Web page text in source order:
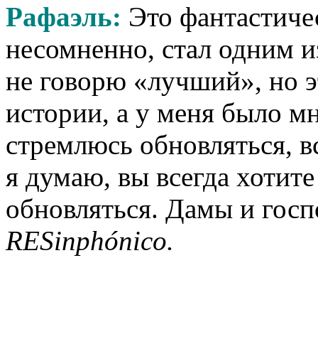
Рафаэль: Это
несомненно, стал одним
не говорю «лучший», но
истории, а у меня было
стремлюсь обновляться,
я думаю, вы всегда
обновляться. Дамы и
RESinphónico.